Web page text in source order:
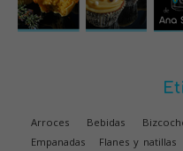
Arroces Bebidas
Empanadas Flanes y natillas